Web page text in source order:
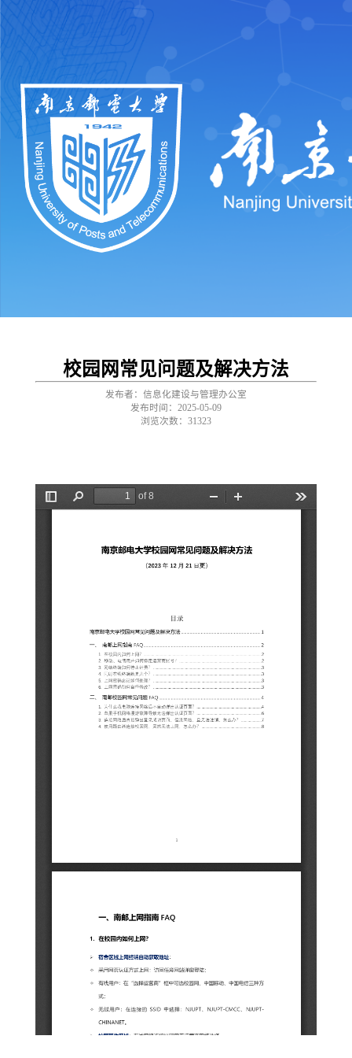
校园网常见问题及解决方法
发布者：信息化建设与管理办公室
发布时间：2025-05-09
浏览次数： 31323